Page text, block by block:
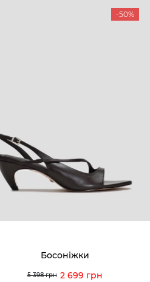
-50%
Босоніжки
5 398 грн 2 699 грн
Вакансії та Робота
Наші магазини